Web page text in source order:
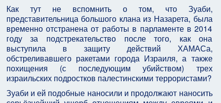
Как тут не вспомнить о том, что Зуаби,
представительница большого клана из Назарета, была
временно отстранена от работы в парламенте в 2014
году за подстрекательство после того, как она
выступила в защиту действий ХАМАСа,
обстреливавшего ракетами города Израиля, а также
похищения (с последующим убийством) трех
израильских подростков палестинскими террористами?
Зуаби и ей подобные наносили и продолжают наносить